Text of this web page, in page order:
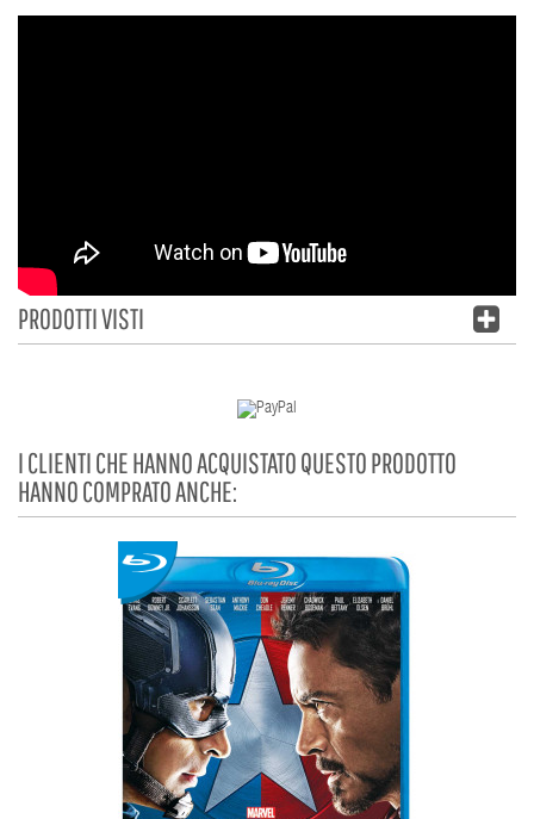
PRODOTTI VISTI
I CLIENTI CHE HANNO ACQUISTATO QUESTO PRODOTTO
HANNO COMPRATO ANCHE: